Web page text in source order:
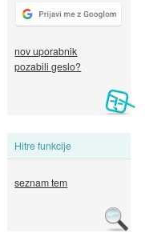
nov uporabnik
pozabili geslo?
Hitre funkcije
seznam tem